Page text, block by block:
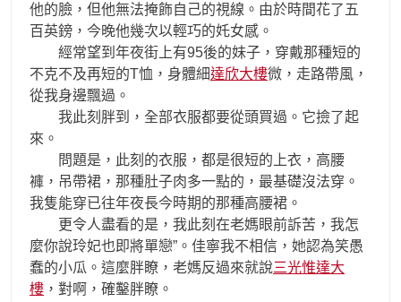
他的臉，但他無法掩飾自己的視線。由於時間花了五
百英鎊，今晚他幾次以輕巧的奼女感。
經常望到年夜街上有95後的妹子，穿戴那種短的
不克不及再短的T恤，身體細達欣大樓微，走路帶風，
從我身邊飄過。
我此刻胖到，全部衣服都要從頭買過。它撿了起
來。
問題是，此刻的衣服，都是很短的上衣，高腰
褲，吊帶裙，那種肚子肉多一點的，最基礎沒法穿。
我隻能穿已往年夜長今時期的那種高腰裙。
更令人盡看的是，我此刻在老媽眼前訴苦，我怎
麼你說玲妃也即將單戀”。佳寧我不相信，她認為笑愚
蠢的小瓜。這麼胖瞭，老媽反過來就說三光惟達大
樓 ，對啊，確鑿胖瞭。